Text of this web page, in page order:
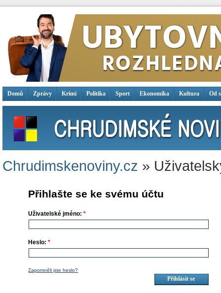
Domů Zprávy Krimi Politika Sport Ekonomika Kultura Od
Chrudimskenoviny.cz »
Přihlašte se ke svému účtu
Uživatelské jméno:*
Heslo:*
Zapomněli jste heslo?